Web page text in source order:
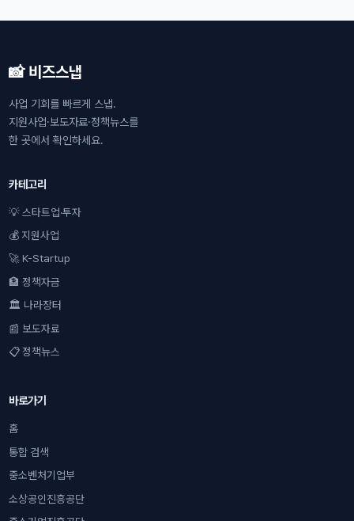
📸 비즈스냅
사업 기회를 빠르게 스냅.
지원사업·보도자료·정책뉴스를
한 곳에서 확인하세요.
카테고리
💡 스타트업·투자
💰 지원사업
🚀 K-Startup
🏦 정책자금
🏛 나라장터
📰 보도자료
📋 정책뉴스
바로가기
홈
통합 검색
중소벤처기업부
소상공인진흥공단